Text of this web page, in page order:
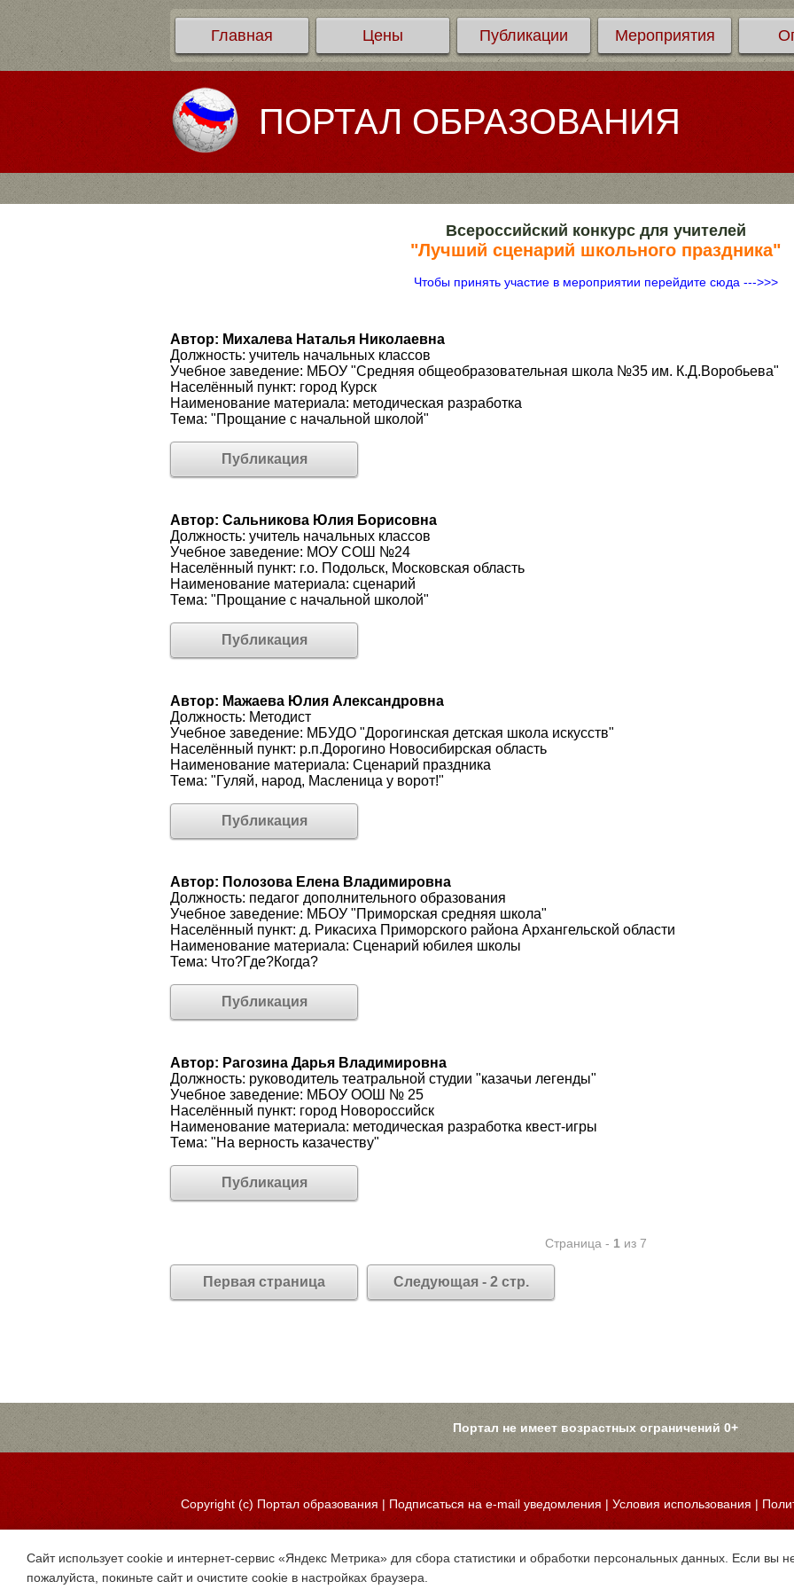
Главная Цены Публикации Мероприятия
ПОРТАЛ ОБРАЗОВАНИЯ
Всероссийский конкурс для учителей
"Лучший сценарий школьного праздника"
Чтобы принять участие в мероприятии перейдите сюда --->>>
Автор: Михалева Наталья Николаевна
Должность: учитель начальных классов
Учебное заведение: МБОУ "Средняя общеобразовательная школа №35 им. К.Д.Воробьева"
Населённый пункт: город Курск
Наименование материала: методическая разработка
Тема: "Прощание с начальной школой"
Публикация
Автор: Сальникова Юлия Борисовна
Должность: учитель начальных классов
Учебное заведение: МОУ СОШ №24
Населённый пункт: г.о. Подольск, Московская область
Наименование материала: сценарий
Тема: "Прощание с начальной школой"
Публикация
Автор: Мажаева Юлия Александровна
Должность: Методист
Учебное заведение: МБУДО "Дорогинская детская школа искусств"
Населённый пункт: р.п.Дорогино Новосибирская область
Наименование материала: Сценарий праздника
Тема: "Гуляй, народ, Масленица у ворот!"
Публикация
Автор: Полозова Елена Владимировна
Должность: педагог дополнительного образования
Учебное заведение: МБОУ "Приморская средняя школа"
Населённый пункт: д. Рикасиха Приморского района Архангельской области
Наименование материала: Сценарий юбилея школы
Тема: Что?Где?Когда?
Публикация
Автор: Рагозина Дарья Владимировна
Должность: руководитель театральной студии "казачьи легенды"
Учебное заведение: МБОУ ООШ № 25
Населённый пункт: город Новороссийск
Наименование материала: методическая разработка квест-игры
Тема: "На верность казачеству"
Публикация
Страница - 1 из 7
Первая страница Следующая - 2 стр.
Портал не имеет возрастных ограничений 0+
Copyright (c) Портал образования | Подписаться на e-mail уведомления |Условия использования |
Сайт использует cookie и интернет-сервис «Яндекс Метрика» для сбора статистики и обработки персональных данных. Если вы
пожалуйста, покиньте сайт и очистите cookie в настройках браузера.